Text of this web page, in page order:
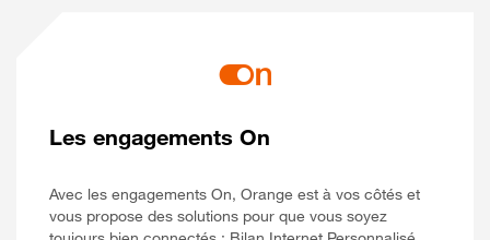
Les engagements On
Avec les engagements On, Orange est à vos côtés et
vous propose des solutions pour que vous soyez